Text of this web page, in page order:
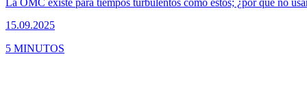
La OMC existe para tiempos turbulentos como éstos; ¿por qué no
15.09.2025
5 MINUTOS